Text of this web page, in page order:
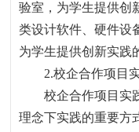
验室，为学生提供创
类设计软件、硬件设
为学生提供创新实践
2.校企合作项目
校企合作项目实
理念下实践的重要方